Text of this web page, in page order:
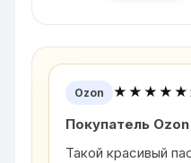
Ozon ★★★★★
Покупатель Ozon
Такой красивый